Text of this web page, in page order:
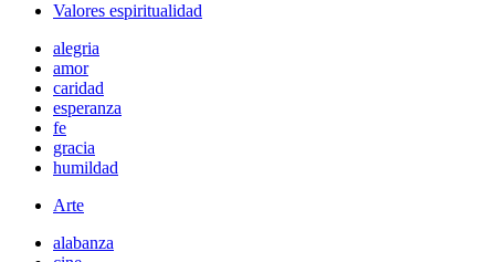
Valores espiritualidad
alegria
amor
caridad
esperanza
fe
gracia
humildad
Arte
alabanza